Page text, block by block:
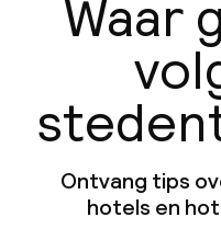
Waar
Ontvang tips
hotels en